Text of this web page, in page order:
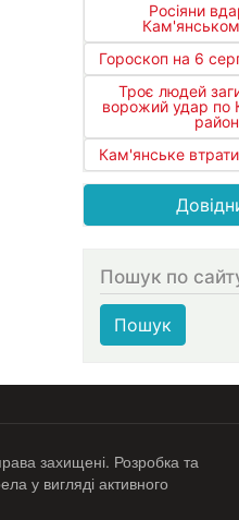
Росіяни
Гороскоп на 6
Троє людей
ворожий удар по
Кам'янське
Пошук по
Пошук
захищені. Розробка та
у вигляді активного